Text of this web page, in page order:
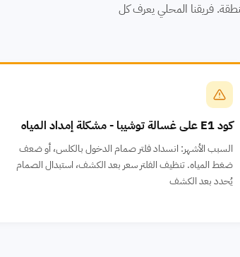
فريقنا المحلي يعرف كل
كود E1 على غسالة توشيبا - مشكلة إمداد المياه
السبب الأشهر: انسداد فلتر صمام الدخول بالكلس، أو ضعف
ضغط المياه. تنظيف الفلتر سعر بعد الكشف، استبدال الصمام
يُحدد بعد الكشف